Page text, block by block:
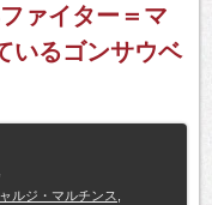
ァイター＝マ
いるゴンサウベ
ルジ・マルチンス